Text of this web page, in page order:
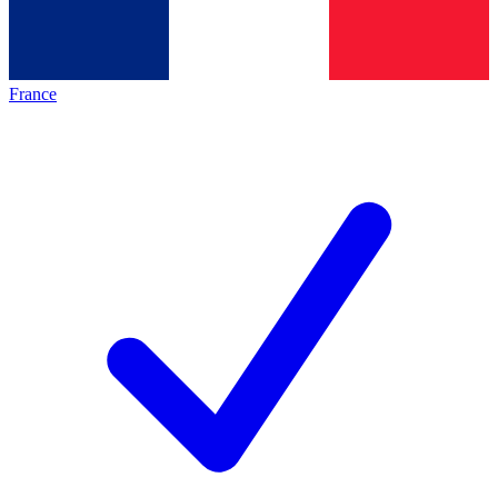
France